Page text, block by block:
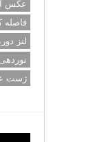
عکس
فاصله
لنز
ژست